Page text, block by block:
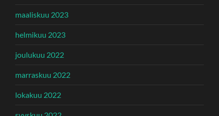
maaliskuu 2023
helmikuu 2023
joulukuu 2022
marraskuu 2022
lokakuu 2022